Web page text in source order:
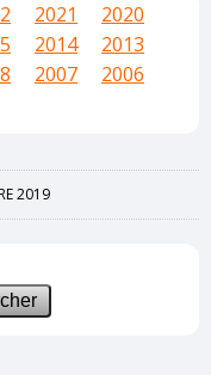
2021
2020
2014
2013
2007
2006
2019